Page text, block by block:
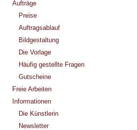
Aufträge
Preise
Auftragsablauf
Bildgestaltung
Die Vorlage
Häufig gestellte Fragen
Gutscheine
Freie Arbeiten
Informationen
Die Künstlerin
Newsletter